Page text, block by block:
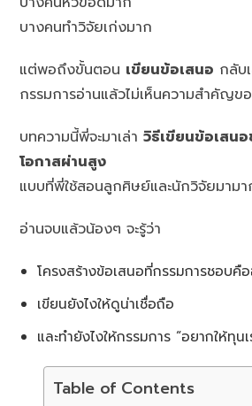
บางคนทำวิจัยเก่งมาก
แต่พอถึงขั้นตอน เขียนข้อเสนอ กลับ
กรรมการอ่านแล้วไม่เห็นความสำคัญข
บทความนี้พี่จะมาเล่าวิธีเขียนข้อเสน
โอกาสผ่านสูง
แบบที่พี่ใช้สอนลูกศิษย์และนักวิจัยมาม
อ่านจบแล้วน้องๆ จะรู้ว่า
โครงสร้างข้อเสนอที่กรรมการชอบคือ
เขียนยังไงให้ดูน่าเชื่อถือ
และทำยังไงให้กรรมการ “อยากให้ทุน
Table of Contents